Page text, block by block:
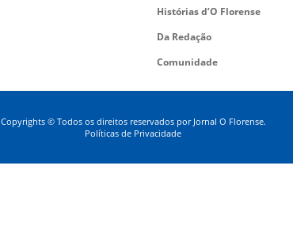
Histórias d’O Florense
Da Redação
Comunidade
Copyrights © Todos os direitos reservados por Jornal O Florense.
Políticas de Privacidade